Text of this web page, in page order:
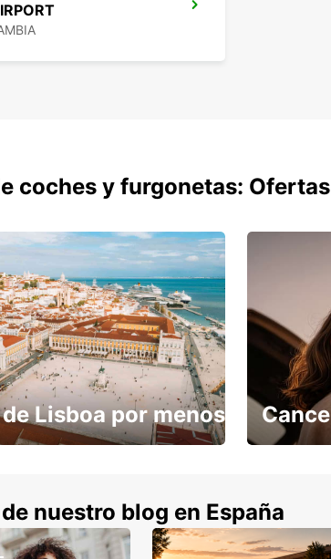
coches y furgonetas: Ofertas
Lisboa por menos
nuestro blog en España